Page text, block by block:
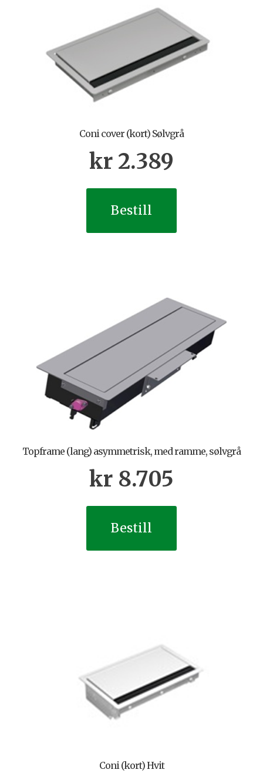
Coni cover (kort) Sølvgrå
kr 2.389
Bestill
Topframe (lang) asymmetrisk, med ramme, sølvgrå
kr 8.705
Bestill
Coni (kort) Hvit